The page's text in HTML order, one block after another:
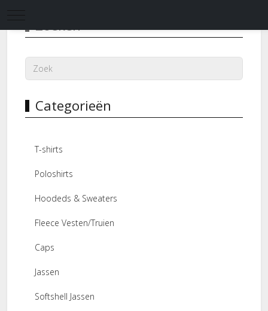
Mobile Menu Toggle
Zoeken
Categorieën
T-shirts
Poloshirts
Hoodeds & Sweaters
Fleece Vesten/Truien
Caps
Jassen
Softshell Jassen